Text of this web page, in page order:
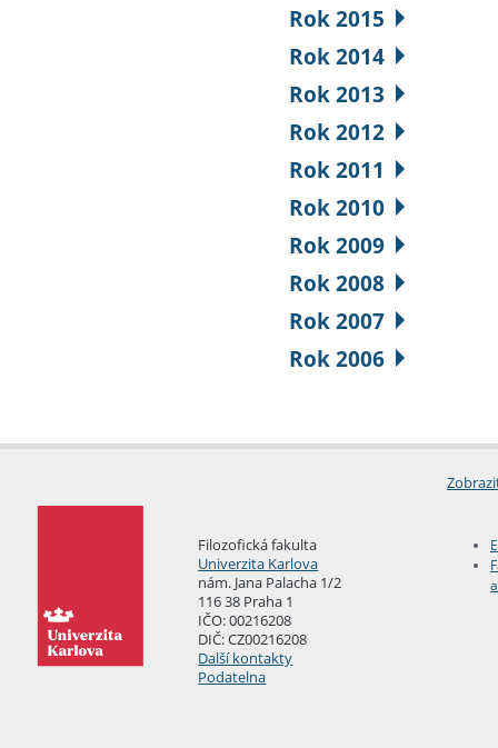
Rok 2015
Rok 2014
Rok 2013
Rok 2012
Rok 2011
Rok 2010
Rok 2009
Rok 2008
Rok 2007
Rok 2006
Filozofická fakulta
Univerzita Karlova
nám. Jana Palacha 1/2
116 38 Praha 1
IČO: 00216208
DIČ: CZ00216208
Další kontakty
Podatelna